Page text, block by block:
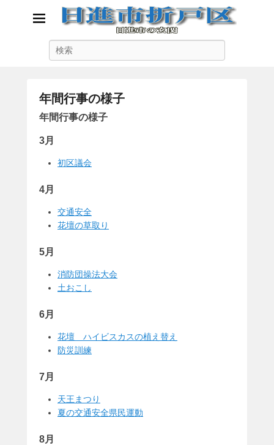
日進市折戸区
年間行事の様子
に
投
年間行事の様子
3月
初区議会
4月
交通安全
花壇の草取り
5月
消防団操法大会
土おこし
6月
花壇 ハイビスカスの植え替え
防災訓練
7月
天王まつり
夏の交通安全県民運動
8月